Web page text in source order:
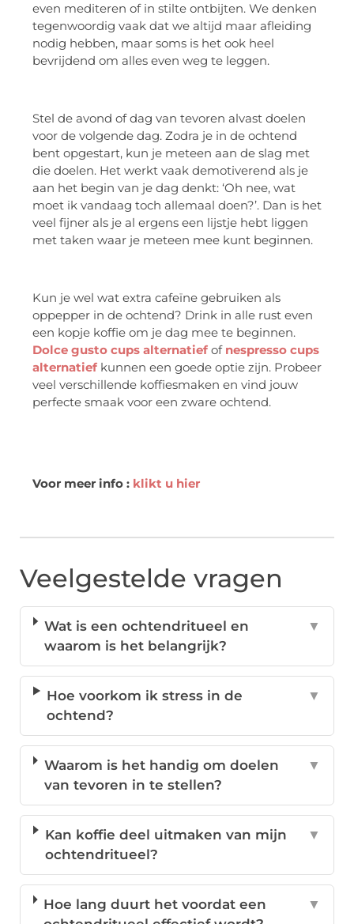
even mediteren of in stilte ontbijten. We denken
tegenwoordig vaak dat we altijd maar afleiding
nodig hebben, maar soms is het ook heel
bevrijdend om alles even weg te leggen.
Stel de avond of dag van tevoren alvast doelen
voor de volgende dag. Zodra je in de ochtend
bent opgestart, kun je meteen aan de slag met
die doelen. Het werkt vaak demotiverend als je
aan het begin van je dag denkt: ‘Oh nee, wat
moet ik vandaag toch allemaal doen?’. Dan is het
veel fijner als je al ergens een lijstje hebt liggen
met taken waar je meteen mee kunt beginnen.
Kun je wel wat extra cafeïne gebruiken als
oppepper in de ochtend? Drink in alle rust even
een kopje koffie om je dag mee te beginnen.
Dolce gusto cups alternatief of nespresso cups
alternatief kunnen een goede optie zijn. Probeer
veel verschillende koffiesmaken en vind jouw
perfecte smaak voor een zware ochtend.
Voor meer info : klikt u hier
Veelgestelde vragen
Wat is een ochtendritueel en
waarom is het belangrijk?
▼
Hoe voorkom ik stress in de
ochtend?
▼
Waarom is het handig om doelen
van tevoren in te stellen?
▼
Kan koffie deel uitmaken van mijn
ochtendritueel?
▼
Hoe lang duurt het voordat een
▼